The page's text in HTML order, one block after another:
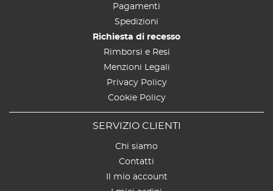
Pagamenti
Spedizioni
Richiesta di recesso
Rimborsi e Resi
Menzioni Legali
Privacy Policy
Cookie Policy
SERVIZIO CLIENTI
Chi siamo
Contatti
Il mio account